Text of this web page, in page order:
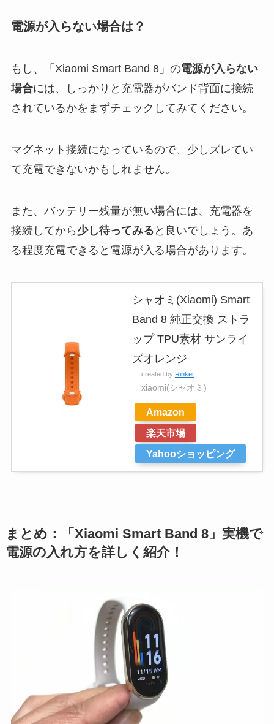
電源が入らない場合は？
もし、「Xiaomi Smart Band 8」の電源が入らない
場合には、しっかりと充電器がバンド背面に接続
されているかをまずチェックしてみてください。
マグネット接続になっているので、少しズレてい
て充電できないかもしれません。
また、バッテリー残量が無い場合には、充電器を
接続してから 少し待ってみる と良いでしょう。あ
る程度充電できると電源が入る場合があります。
シャオミ(Xiaomi) Smart
Band 8 純正交換 ストラ
ップ TPU素材 サンライ
ズオレンジ
created by Rinker
xiaomi(シャオミ)
Amazon
楽天市場
Yahooショッピング
まとめ：「Xiaomi Smart Band 8」実機で
電源の入れ方を詳しく紹介！